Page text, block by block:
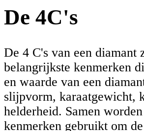
De 4C's
De 4 C's van een diamant
belangrijkste kenmerken
en waarde van een
slijpvorm, karaatgewicht,
helderheid. Samen
kenmerken gebruikt om